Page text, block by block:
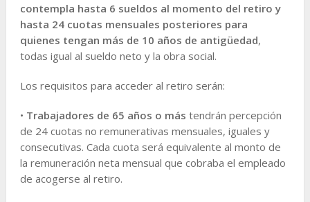
contempla hasta 6 sueldos al momento del retiro y
hasta 24 cuotas mensuales posteriores para
quienes tengan más de 10 años de antigüedad,
todas igual al sueldo neto y la obra social.
Los requisitos para acceder al retiro serán:
• Trabajadores de 65 años o más tendrán percepción
de 24 cuotas no remunerativas mensuales, iguales y
consecutivas. Cada cuota será equivalente al monto de
la remuneración neta mensual que cobraba el empleado
de acogerse al retiro.